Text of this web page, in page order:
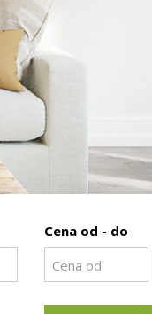
Cena od - do